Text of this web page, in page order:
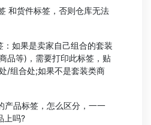
货件标签，否则仓库无法
如果是卖家自己组合的套装
品等)，需要打印此标签，贴
/组合处;如果不是套装类商
品标签，怎么区分，一一
上吗?